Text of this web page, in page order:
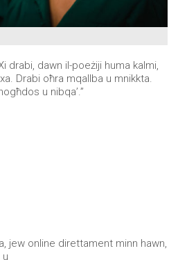
drabi, dawn il-poeżiji huma kalmi,
Drabi oħra mqallba u mnikkta.
u nibqa’.”
jew online direttament minn hawn,
u